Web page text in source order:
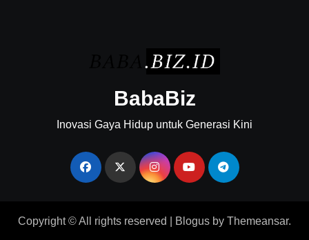
BabaBiz
Inovasi Gaya Hidup untuk Generasi Kini
Copyright © All rights reserved Blogus by Themeansar.